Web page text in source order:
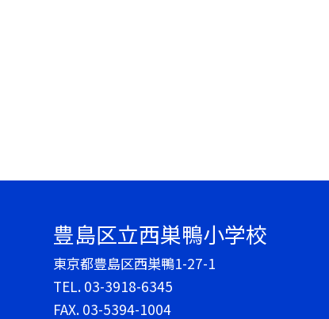
豊島区立西巣鴨小学校
東京都豊島区西巣鴨1-27-1
TEL. 03-3918-6345
FAX. 03-5394-1004